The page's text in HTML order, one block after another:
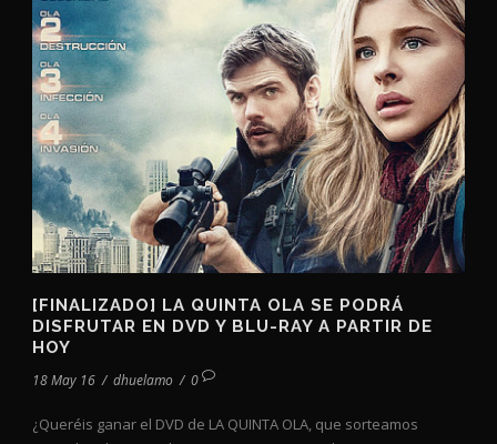
[FINALIZADO] LA QUINTA OLA SE PODRÁ
DISFRUTAR EN DVD Y BLU-RAY A PARTIR DE
HOY
18 May 16 / dhuelamo / 0
¿Queréis ganar el DVD de LA QUINTA OLA, que sorteamos